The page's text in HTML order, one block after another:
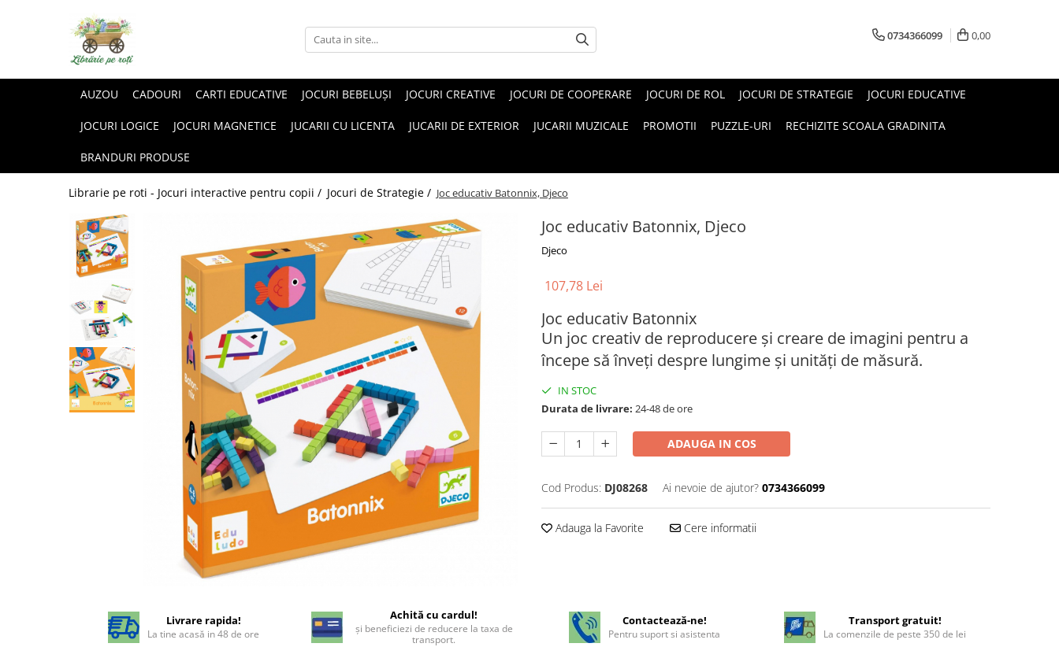
0734366099 0,00
AUZOU CADOURI CARTI EDUCATIVE JOCURI BEBELUŞI JOCURI CREATIVE JOCURI DE COOPERARE JOCURI DE ROL JOCURI DE STRATEGIE JOCURI EDUCATIVE
JOCURI LOGICE JOCURI MAGNETICE JUCARII CU LICENTA JUCARII DE EXTERIOR JUCARII MUZICALE PROMOTII PUZZLE-URI RECHIZITE SCOALA GRADINITA
BRANDURI PRODUSE
Librarie pe roti - Jocuri interactive pentru copii / Jocuri de Strategie / Joc educativ Batonnix, Djeco
Joc educativ Batonnix, Djeco
Djeco
107,78 Lei
Joc educativ Batonnix
Un joc creativ de reproducere și creare de imagini pentru a
începe să înveți despre lungime și unități de măsură.
IN STOC
Durata de livrare: 24-48 de ore
ADAUGA IN COS
Cod Produs: DJ08268 Ai nevoie de ajutor? 0734366099
Adauga la Favorite Cere informatii
Livrare rapida!
La tine acasă in 48 de ore
Achită cu cardul!
şi beneficiezi de reducere la taxa de
transport.
Contactează-ne!
Pentru suport si asistenta
Transport gratuit!
La comenzile de peste 350 de lei